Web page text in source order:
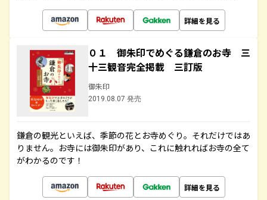
詳細を見る
０１ 御朱印でめぐる鎌倉のお寺 三
十三観音完全掲載 三訂版
御朱印
2019.08.07 発売
鎌倉の観光といえば、季節の花とお寺めぐり。それだけではあ
りません。お寺には御朱印があり、これに触れればお寺の全て
がわかるのです！
詳細を見る